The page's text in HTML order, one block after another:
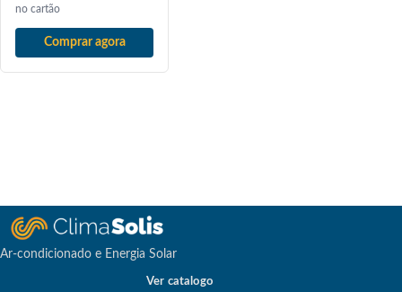
no cartão
Comprar agora
Ar-condicionado e Energia Solar
Ver catalogo